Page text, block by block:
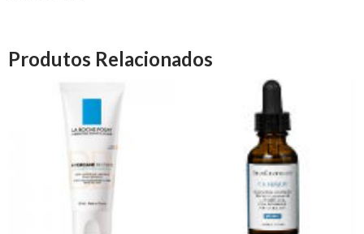
Produtos Relacionados